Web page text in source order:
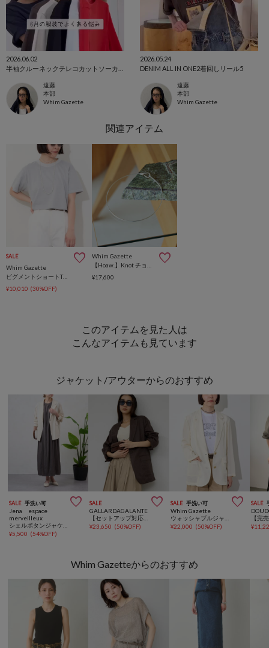
2026.06.02
遠藤
本部
Whim Gazette
2026.05.24
DENIM ALL IN ONE2着回しリール5
遠藤
本部
Whim Gazette
SALE
Whim Gazette
¥10,010 (30%OFF)
Whim Gazette
¥17,600
このアイテムを見た人は
こんなアイテムも見ています
ジャケット/アウターからのおすすめ
SALE 手洗い可 
Jena espace
merveilleux
¥5,500 (54%OFF)
SALE 
GALLARDAGALANTE
¥23,650 (50%OFF)
SALE 手洗い可 
Whim Gazette
¥22,000 (50%OFF)
SALE
¥
Whim Gazetteからのおすすめ